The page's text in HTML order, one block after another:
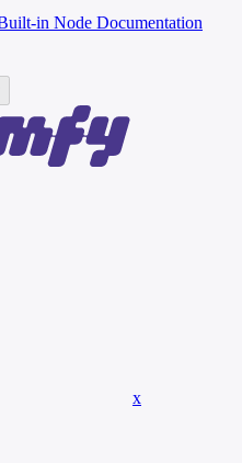
in Node Documentation
x